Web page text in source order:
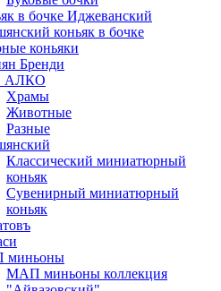
в бочке Иджеванский
коньяк в бочке
коньяки
Бренди
АЛКО
Храмы
Животные
Разные
Классический миниатюрный
коньяк
Сувенирный миниатюрный
коньяк
МАП миньоны коллекция